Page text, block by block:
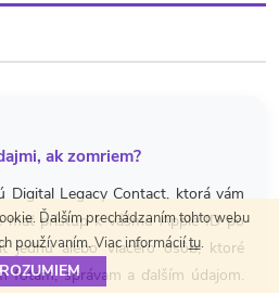
Ďalším prechádzaním tohto webu
používaním. Viac informáciítu.
ak zomriem?
Digital Legacy Contact, ktorá vám
mať prístup k vášmu Apple ID po
jednu alebo viacero osôb, ktoré
fotám, správam a ďalším údajom.